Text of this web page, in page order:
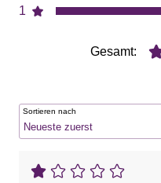
1
Gesamt:
Sortieren nach